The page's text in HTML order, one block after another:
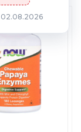
Добавить
в
Вишлист